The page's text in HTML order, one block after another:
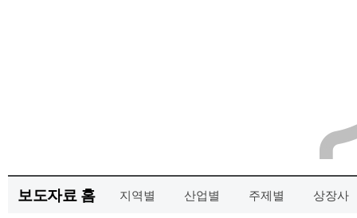
보도자료 홈 지역별 산업별 주제별 상장사